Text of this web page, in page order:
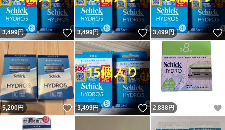
3,499円 いいね！
3,499円 いいね！
3,499円
5,200円 いいね！
3,499円 いいね！
2,888円